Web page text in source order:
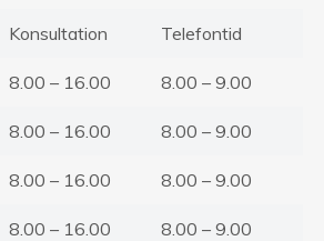
Konsultation Telefontid
8.00 – 16.00 8.00 – 9.00
8.00 – 16.00 8.00 – 9.00
8.00 – 16.00 8.00 – 9.00
8.00 – 16.00 8.00 – 9.00